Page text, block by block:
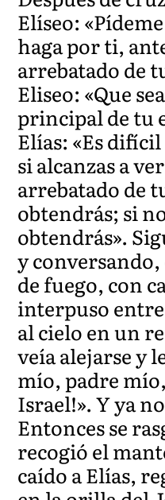
Elíseo:
haga por ti,
arrebatado de
Eliseo: «Que
principal de tu
Elías: «Es
si alcanzas a
arrebatado de
obtendrás; si
obtendrás».
y
de fuego, con
interpuso
al cielo en un
veía alejarse y
mío, padre
Israel!». Y ya
Entonces se
recogió el
caído a Elías,